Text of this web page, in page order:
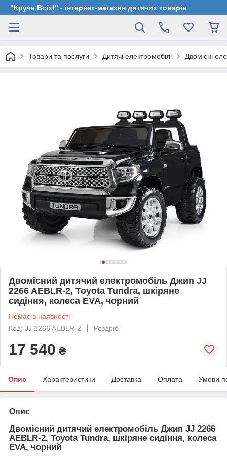
"Круче Всіх!" - інтернет-магазин дитячих товарів
Товари та послуги Дитячі електромобілі Двомісні
Двомісний дитячий електромобіль Джип JJ
2266 AEBLR-2, Toyota Tundra, шкіряне
сидіння, колеса EVA, чорний
Немає в наявності
Код: JJ 2266 AEBLR-2
Роздріб
17 540 ₴
Опис Характеристики Доставка Оплата Умови
Опис
Двомісний дитячий електромобіль Джип JJ 2266
AEBLR-2, Toyota Tundra, шкіряне сидіння, колеса
EVA, чорний